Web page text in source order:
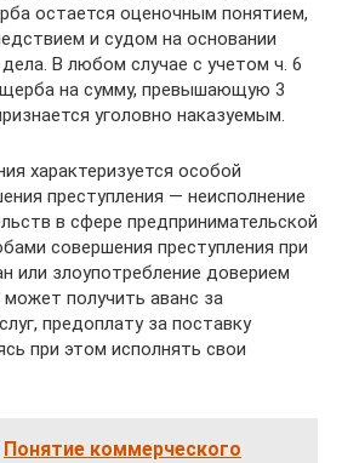
остается оценочным понятием,
и судом на основании
В любом случае с учетом ч. 6
на сумму, превышающую 3
уголовно наказуемым.
характеризуется особой
преступления — неисполнение
в сфере предпринимательской
совершения преступления при
или злоупотребление доверием
получить аванс за
предоплату за поставку
при этом исполнять свои
Понятие коммерческого